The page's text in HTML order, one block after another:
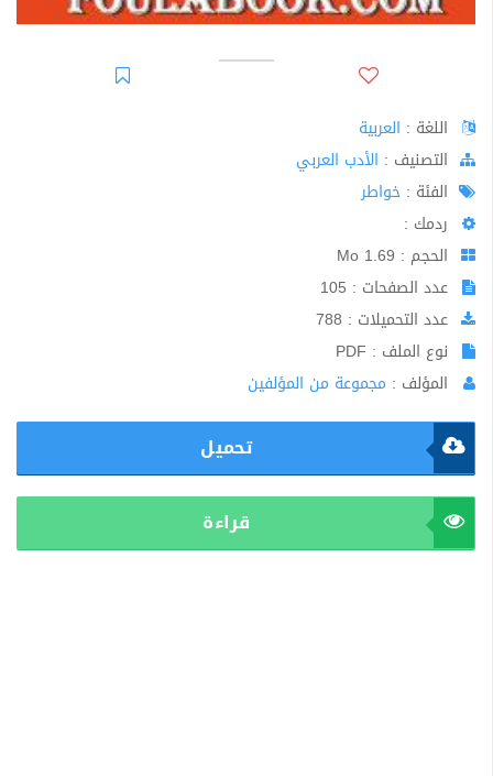
اللغة : العربية
اﻟﺘﺼﻨﻴﻒ : الأدب العربي
الفئة : خواطر
ردمك :
الحجم : 1.69 Mo
عدد الصفحات : 105
عدد التحميلات : 788
نوع الملف : PDF
المؤلف : مجموعة من المؤلفين
تحميل
قراءة